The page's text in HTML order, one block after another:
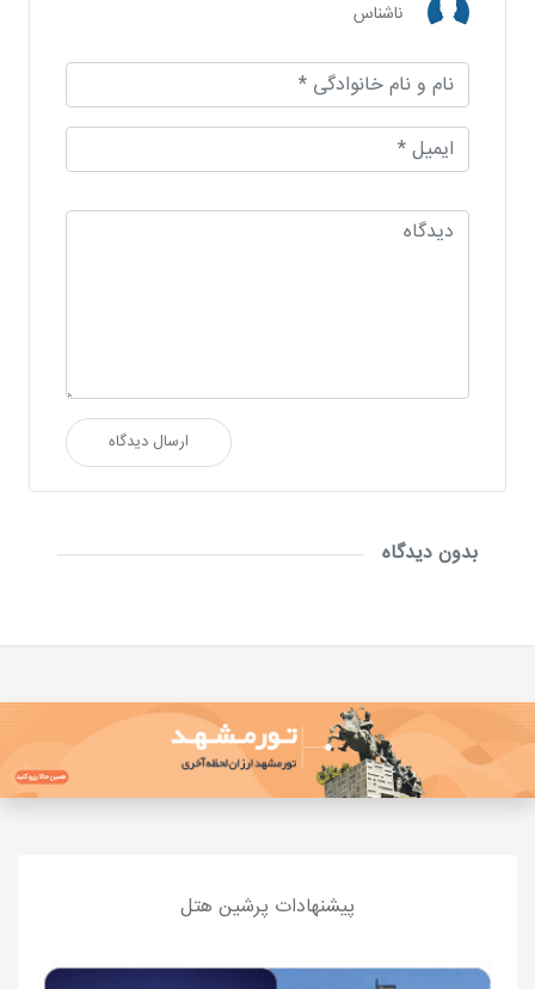
ناشناس
ارسال دیدگاه
بدون دیدگاه
پیشنهادات پرشین هتل